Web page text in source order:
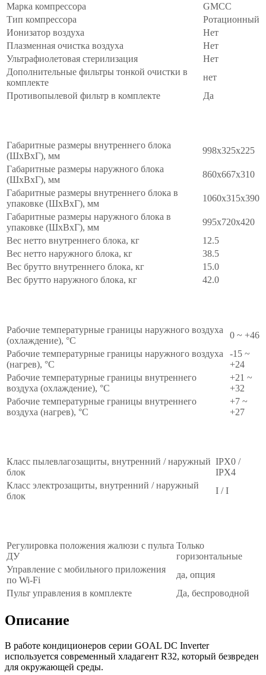
Марка компрессора
GMCC
Тип компрессора
Ротационный
Ионизатор воздуха
Нет
Плазменная очистка воздуха
Нет
Ультрафиолетовая стерилизация
Нет
Дополнительные фильтры тонкой очистки в
комплекте
нет
Противопылевой фильтр в комплекте
Да
Габаритные размеры внутреннего блока
(ШxВxГ), мм
998x325x225
Габаритные размеры наружного блока
(ШxВxГ), мм
860x667x310
Габаритные размеры внутреннего блока в
упаковке (ШxВxГ), мм
1060x315x390
Габаритные размеры наружного блока в
упаковке (ШxВxГ), мм
995x720x420
Вес нетто внутреннего блока, кг
12.5
Вес нетто наружного блока, кг
38.5
Вес брутто внутреннего блока, кг
15.0
Вес брутто наружного блока, кг
42.0
Рабочие температурные границы наружного воздуха
(охлаждение), °C
0 ~ +46
Рабочие температурные границы наружного воздуха
(нагрев), °C
-15 ~
+24
Рабочие температурные границы внутреннего
воздуха (охлаждение), °C
+21 ~
+32
Рабочие температурные границы внутреннего
воздуха (нагрев), °C
+7 ~
+27
Класс пылевлагозащиты, внутренний / наружный
блок
IPX0 /
IPX4
Класс электрозащиты, внутренний / наружный
блок
I / I
Регулировка положения жалюзи с пульта
ДУ
Только
горизонтальные
Управление c мобильного приложения
по Wi-Fi
да, опция
Пульт управления в комплекте
Да, беспроводной
Описание
В работе кондиционеров серии GOAL DC Inverter
используется современный хладагент R32, который безвреден
для окружающей среды.